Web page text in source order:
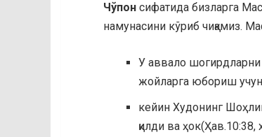
Чўпон сифатида бизларга
намунасини кўриб чиқамиз.
У аввало шогирдларни
жойларга юбориш
кейин Худонинг
қилди ва